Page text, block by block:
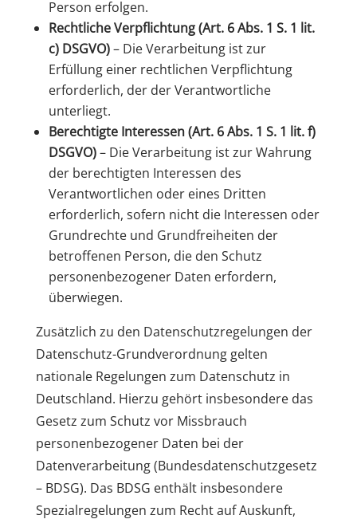
Person erfolgen.
Rechtliche Verpflichtung (Art. 6 Abs. 1 S. 1 lit.
c) DSGVO)– Die Verarbeitung ist zur
Erfüllung einer rechtlichen Verpflichtung
erforderlich, der der Verantwortliche
unterliegt.
Berechtigte Interessen (Art. 6 Abs. 1 S. 1 lit. f)
DSGVO)– Die Verarbeitung ist zur Wahrung
der berechtigten Interessen des
Verantwortlichen oder eines Dritten
erforderlich, sofern nicht die Interessen oder
Grundrechte und Grundfreiheiten der
betroffenen Person, die den Schutz
personenbezogener Daten erfordern,
überwiegen.
Zusätzlich zu den Datenschutzregelungen der
Datenschutz-Grundverordnung gelten
nationale Regelungen zum Datenschutz in
Deutschland. Hierzu gehört insbesondere das
Gesetz zum Schutz vor Missbrauch
personenbezogener Daten bei der
Datenverarbeitung (Bundesdatenschutzgesetz
– BDSG). Das BDSG enthält insbesondere
Spezialregelungen zum Recht auf Auskunft,